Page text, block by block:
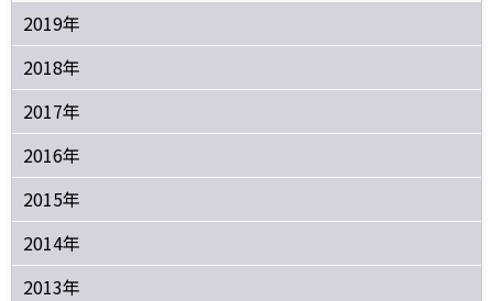
2019年
2018年
2017年
2016年
2015年
2014年
2013年